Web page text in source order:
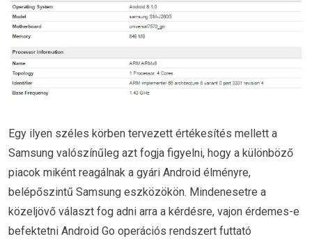
Egy ilyen széles körben tervezett értékesítés mellett a
Samsung valószínűleg azt fogja figyelni, hogy a különböző
piacok miként reagálnak a gyári Android élményre,
belépőszintű Samsung eszközökön. Mindenesetre a
közeljövő választ fog adni arra a kérdésre, vajon érdemes-e
befektetni Android Go operációs rendszert futtató